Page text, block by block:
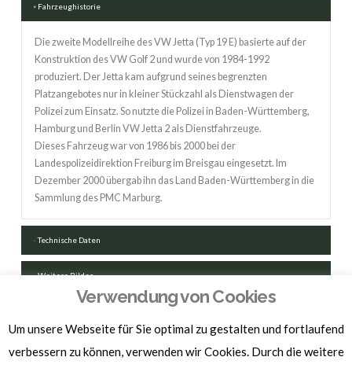
Fahrzeughistorie
Die zweite Modellreihe des VW Jetta (Typ 19 E) basierte auf der
Konstruktion des VW Golf 2 und wurde von 1984-1992
produziert. Der Jetta kam aufgrund seines begrenzten
Platzangebotes nur in kleiner Stückzahl als Dienstwagen der
Polizei zum Einsatz. So nutzte die Polizei in Baden-Württemberg,
Hamburg und Berlin VW Jetta 2 als Dienstfahrzeuge.
Dieses Fahrzeug war von 1986 bis 2000 bei der
Landespolizeidirektion Freiburg im Breisgau eingesetzt. Im
Dezember 2000 übergab ihn das Land Baden-Württemberg in die
Sammlung des PMC Marburg.
Technische Daten
Weitere Bilder
Verwendung von Cookies
Um unsere Webseite für Sie optimal zu gestalten und fortlaufend
verbessern zu können, verwenden wir Cookies. Durch die weitere